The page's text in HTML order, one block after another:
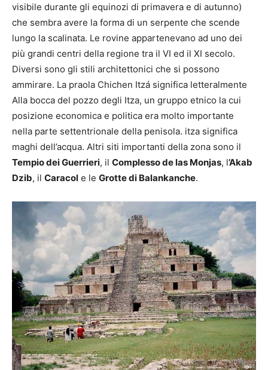
visibile durante gli equinozi di primavera e di autunno)
che sembra avere la forma di un serpente che scende
lungo la scalinata. Le rovine appartenevano ad uno dei
più grandi centri della regione tra il VI ed il XI secolo.
Diversi sono gli stili architettonici che si possono
ammirare. La praola Chichen Itzá significa letteralmente
Alla bocca del pozzo degli Itza, un gruppo etnico la cui
posizione economica e politica era molto importante
nella parte settentrionale della penisola. itza significa
maghi dell’acqua. Altri siti importanti della zona sono il
Tempio dei Guerrieri, il Complesso de las Monjas, l’Akab
Dzib, il Caracol e le Grotte di Balankanche.